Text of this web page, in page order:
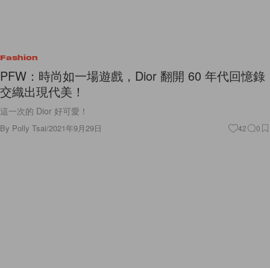
Fashion
PFW：時尚如一場遊戲，Dior 翻開 60 年代回憶錄
交織出現代美！
這一次的 Dior 好可愛！
By Polly Tsai/2021年9月29日 42 0